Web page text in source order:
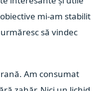
mi-am stabilit
să vindec
Am consumat